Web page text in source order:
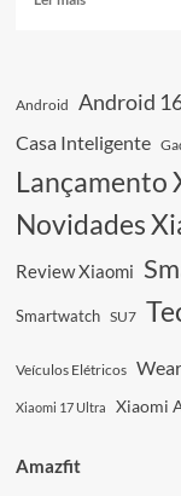
5G:
Vazamentos
Comparativo
Concorrentes!
Android Android
Casa Inteligente
Lançamento
Novidades
Review Xiaomi
Smartwatch SU7
Veículos Elétricos
Xiaomi 17 Ultra Xiaomi
Amazfit